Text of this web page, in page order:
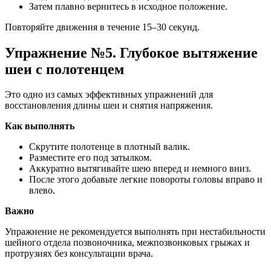
Затем плавно вернитесь в исходное положение.
Повторяйте движения в течение 15–30 секунд.
Упражнение №5. Глубокое вытяжение
шеи с полотенцем
Это одно из самых эффективных упражнений для
восстановления длины шеи и снятия напряжения.
Как выполнять
Скрутите полотенце в плотный валик.
Разместите его под затылком.
Аккуратно вытягивайте шею вперед и немного вниз.
После этого добавьте легкие повороты головы вправо и
влево.
Важно
Упражнение не рекомендуется выполнять при нестабильности
шейного отдела позвоночника, межпозвонковых грыжах и
протрузиях без консультации врача.